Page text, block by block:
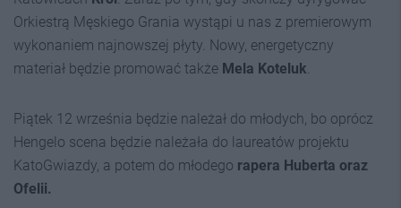
Orkiestrą Męskiego Grania wystąpi u nas z premierowym
wykonaniem najnowszej płyty. Nowy, energetyczny
materiał będzie promować także Mela Koteluk.
Piątek 12 września będzie należał do młodych, bo oprócz
Hengelo scena będzie należała do laureatów projektu
KatoGwiazdy, a potem do młodego rapera Huberta oraz
Ofelii.